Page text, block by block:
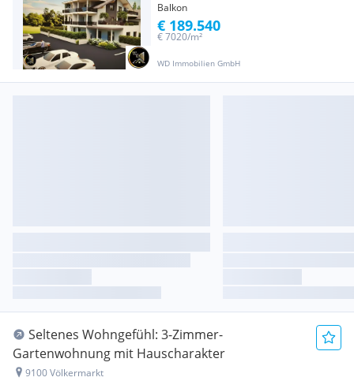
Balkon
WD Immobilien GmbH
€ 7020/m²
€ 189.540
Seltenes Wohngefühl: 3-Zimmer-
Gartenwohnung mit Hauscharakter
9100 Völkermarkt